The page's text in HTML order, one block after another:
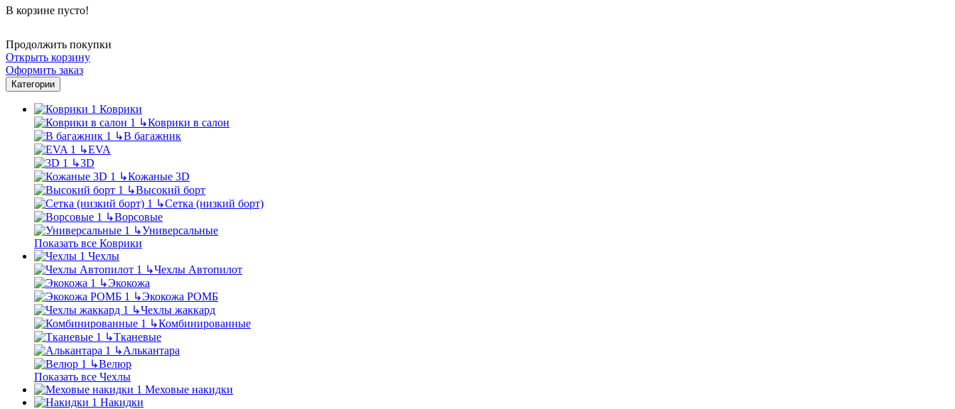
В корзине пусто!
Продолжить покупки
Открыть корзину
Оформить заказ
Категории
Коврики
↳Коврики в салон
↳В багажник
↳EVA
↳3D
↳Кожаные 3D
↳Высокий борт
↳Сетка (низкий борт)
↳Ворсовые
↳Универсальные
Показать все Коврики
Чехлы
↳Чехлы Автопилот
↳Экокожа
↳Экокожа РОМБ
↳Чехлы жаккард
↳Комбинированные
↳Тканевые
↳Алькантара
↳Велюр
Показать все Чехлы
Меховые накидки
Накидки